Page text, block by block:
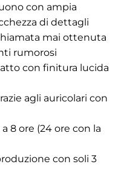
con ampia
di dettagli
mai ottenuta
rumorosi
con finitura lucida
agli auricolari con
8 ore (24 ore con la
con soli 3